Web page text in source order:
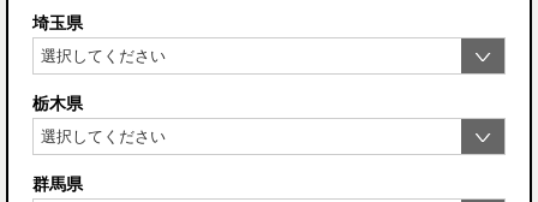
埼玉県
栃木県
群馬県